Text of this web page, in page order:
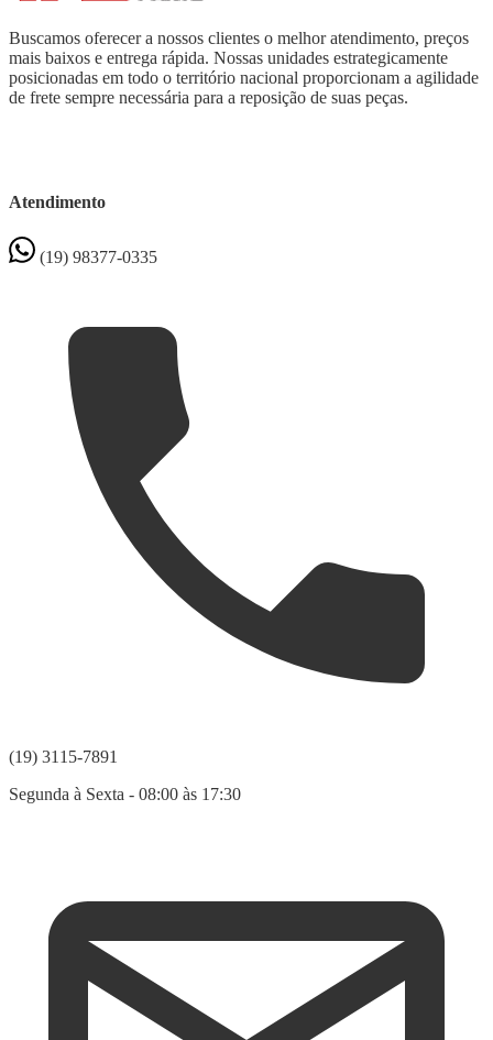
Buscamos oferecer a nossos clientes o melhor atendimento, preços
mais baixos e entrega rápida. Nossas unidades estrategicamente
posicionadas em todo o território nacional proporcionam a agilidade
de frete sempre necessária para a reposição de suas peças.
Atendimento
(19) 98377-0335
(19) 3115-7891
Segunda à Sexta - 08:00 às 17:30